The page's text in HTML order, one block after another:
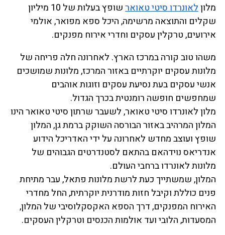
מלוןלאונרדו סיטי טאואר
שופץ בעלות של 10 מיליון
שקלים והתוצאה מרשימה, היכל ספא מפואר, אולמי
אירועים, טרקלין עסקים וחדרי אירוח מפנקים.
משהו טוב קורה במרכז הארץ. לאחרונה חלה פריחה של
מלונות עסקים יוקרתיים באזור המרכז, מלונות שמושכים
אנשי עסקים בעת נסיעת עסקים וזוגות אוהבים
שמחפשים חופשה רומנטית בכרך הגדול.
מלון לאונרדו סיטי טאואר, לשעבר שרתון סיטי טאואר הינו
המלון המרהיב באזור הבורסה השוקק ברמת גן, המלון
שופץ ועוצב מחדש לאחרונה על ידי האדריכל הידוע
אנדריאס נוידהאם בהתאם לסטנדרטים הגבוהים של
מלונות לאונרדו ברחבי העולם.
המלון, שמשתייך כעת לרשת מלונות פתאל, עבר מתיחת
פנים כוללת וקיבל חזות מודרנית יוקרתית, החל מחדרי
האירוח המפנקים, דרך הספא האקסקלוסיבי של המלון,
המסעדות, הלובי ועד אולמות הכנסים וטרקלין העסקים.